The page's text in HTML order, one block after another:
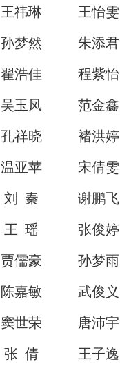
王祎琳 王怡雯
孙梦然 朱添君
翟浩佳 程紫怡
吴玉凤 范金鑫
孔祥晓 褚洪婷
温亚苹 宋倩雯
刘 秦 谢鹏飞
王 瑶 张俊婷
贾儒豪 孙梦雨
陈嘉敏 武俊义
窦世荣 唐沛宇
张 倩 王子逸